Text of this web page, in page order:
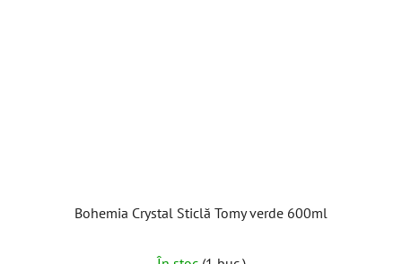
Bohemia Crystal Sticlă Tomy verde 600ml